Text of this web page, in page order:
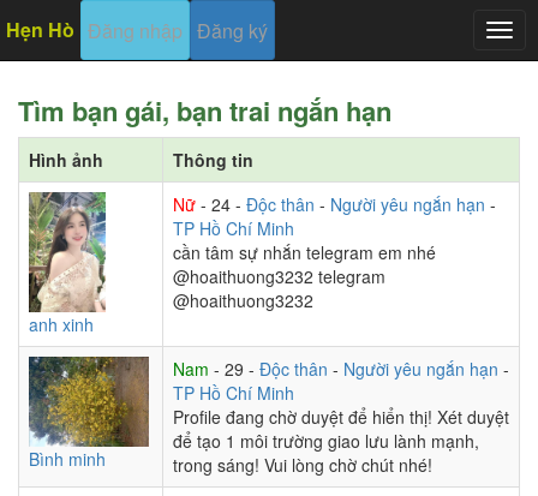
Hẹn Hò Đăng nhập Đăng ký
Tìm bạn gái, bạn trai ngắn hạn
Hình ảnh Thông tin
anh xinh
Nữ - 24 - Độc thân - Người yêu ngắn hạn -
TP Hồ Chí Minh
cần tâm sự nhắn telegram em nhé
@hoaithuong3232 telegram
@hoaithuong3232
Bình minh
Nam - 29 - Độc thân - Người yêu ngắn hạn -
TP Hồ Chí Minh
Profile đang chờ duyệt để hiển thị! Xét duyệt
để tạo 1 môi trường giao lưu lành mạnh,
trong sáng! Vui lòng chờ chút nhé!